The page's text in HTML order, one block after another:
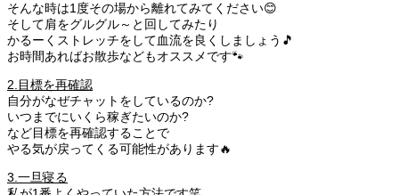
そんな時は1度その場から離れてみてください😊
そして肩をグルグル～と回してみたり
かるーくストレッチをして血流を良くしましょう🎵
お時間あればお散歩などもオススメです🐾
2.目標を再確認
自分がなぜチャットをしているのか?
いつまでにいくら稼ぎたいのか?
など目標を再確認することで
やる気が戻ってくる可能性があります🔥
3.一旦寝る